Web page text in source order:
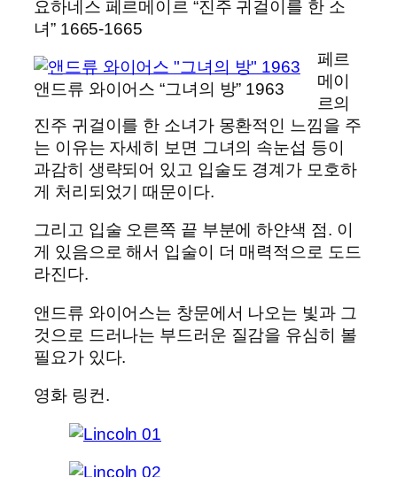
요하네스 페르메이르 “진주 귀걸이를 한 소
녀” 1665-1665
앤드류 와이어스 “그녀의 방” 1963
페르
메이
르의
진주 귀걸이를 한 소녀가 몽환적인 느낌을 주
는 이유는 자세히 보면 그녀의 속눈섭 등이
과감히 생략되어 있고 입술도 경계가 모호하
게 처리되었기 때문이다.
그리고 입술 오른쪽 끝 부분에 하얀색 점. 이
게 있음으로 해서 입술이 더 매력적으로 도드
라진다.
앤드류 와이어스는 창문에서 나오는 빛과 그
것으로 드러나는 부드러운 질감을 유심히 볼
필요가 있다.
영화 링컨.